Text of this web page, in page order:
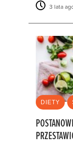
3 lata
DIETY